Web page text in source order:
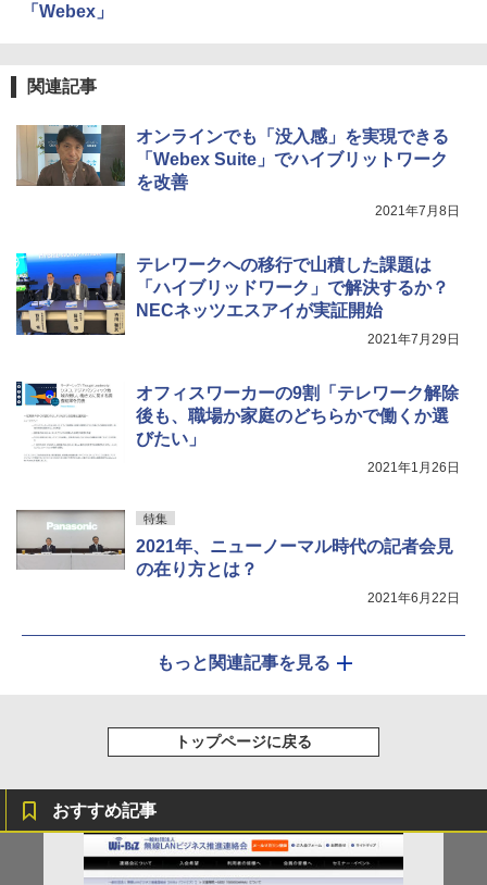
「Webex」
関連記事
オンラインでも「没入感」を実現できる
「Webex Suite」でハイブリットワーク
を改善
2021年7月8日
テレワークへの移行で山積した課題は
「ハイブリッドワーク」で解決するか？
NECネッツエスアイが実証開始
2021年7月29日
オフィスワーカーの9割「テレワーク解除
後も、職場か家庭のどちらかで働くか選
びたい」
2021年1月26日
特集
2021年、ニューノーマル時代の記者会見
の在り方とは？
2021年6月22日
もっと関連記事を見る
トップページに戻る
おすすめ記事